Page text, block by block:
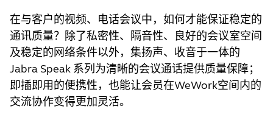
在与客户的视频、电话会议中，如何才能保证稳定的
通讯质量？除了私密性、隔音性、良好的会议室空间
及稳定的网络条件以外，集扬声、收音于一体的
Jabra Speak 系列为清晰的会议通话提供质量保障；
即插即用的便携性，也能让会员在WeWork空间内的
交流协作变得更加灵活。